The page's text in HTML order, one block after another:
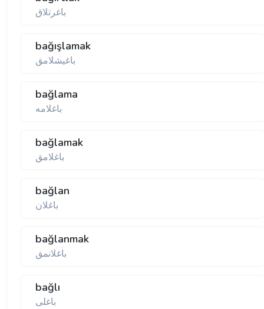
باغرتلاق
bağışlamak
باغیشلامق
bağlama
باغلامه
bağlamak
باغلامق
bağlan
باغلان
bağlanmak
باغلانمق
bağlı
باغلی